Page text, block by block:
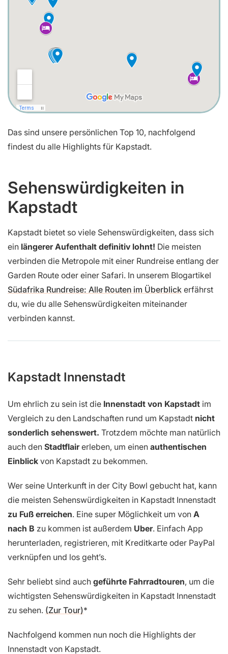
Das sind unsere persönlichen Top 10, nachfolgend
findest du alle Highlights für Kapstadt.
Sehenswürdigkeiten in
Kapstadt
Kapstadt bietet so viele Sehenswürdigkeiten, dass sich
ein längerer Aufenthalt definitiv lohnt! Die meisten
verbinden die Metropole mit einer Rundreise entlang der
Garden Route oder einer Safari. In unserem Blogartikel
Südafrika Rundreise: Alle Routen im Überblick erfährst
du, wie du alle Sehenswürdigkeiten miteinander
verbinden kannst.
Kapstadt Innenstadt
Um ehrlich zu sein ist die Innenstadt von Kapstadt im
Vergleich zu den Landschaften rund um Kapstadt nicht
sonderlich sehenswert. Trotzdem möchte man natürlich
auch den Stadtflairerleben, um einen authentischen
Einblick von Kapstadt zu bekommen.
Wer seine Unterkunft in der City Bowl gebucht hat, kann
die meisten Sehenswürdigkeiten in Kapstadt Innenstadt
zu Fuß erreichen. Eine super Möglichkeit um von A
nach B zu kommen ist außerdem Uber. Einfach App
herunterladen, registrieren, mit Kreditkarte oder PayPal
verknüpfen und los geht’s.
Sehr beliebt sind auch geführte Fahrradtouren, um die
wichtigsten Sehenswürdigkeiten in Kapstadt Innenstadt
zu sehen. (Zur Tour)
Nachfolgend kommen nun noch die Highlights der
Innenstadt von Kapstadt.